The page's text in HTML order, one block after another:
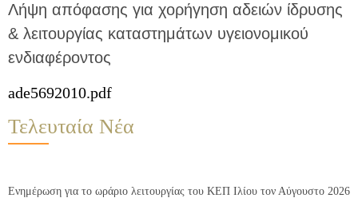
Λήψη απόφασης για χορήγηση αδειών ίδρυσης
& λειτουργίας καταστημάτων υγειονομικού
ενδιαφέροντος
ade5692010.pdf
Τελευταία Νέα
Ενημέρωση για το ωράριο λειτουργίας του ΚΕΠ Ιλίου τον Αύγουστο 2026